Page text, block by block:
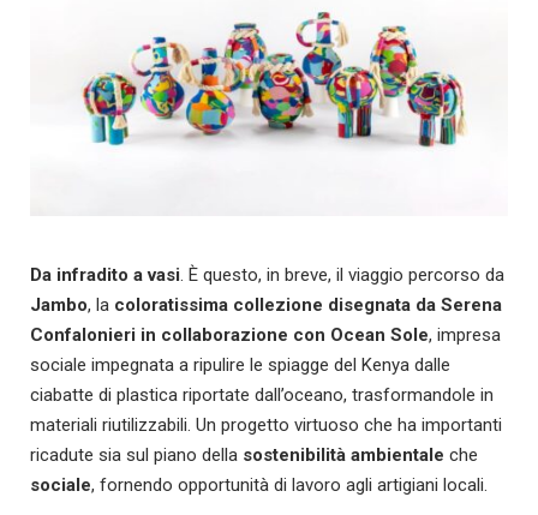
Da infradito a vasi. È questo, in breve, il viaggio percorso da
Jambo, la coloratissima collezione disegnata da Serena
Confalonieri in collaborazione con Ocean Sole, impresa
sociale impegnata a ripulire le spiagge del Kenya dalle
ciabatte di plastica riportate dall’oceano, trasformandole in
materiali riutilizzabili. Un progetto virtuoso che ha importanti
ricadute sia sul piano della sostenibilità ambientale che
sociale, fornendo opportunità di lavoro agli artigiani locali.